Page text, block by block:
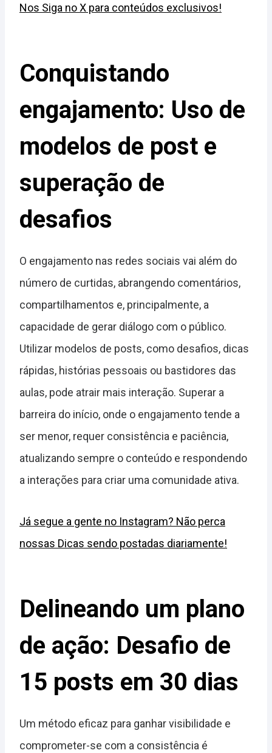
Nos Siga no X para conteúdos exclusivos!
Conquistando
engajamento: Uso de
modelos de post e
superação de
desafios
O engajamento nas redes sociais vai além do
número de curtidas, abrangendo comentários,
compartilhamentos e, principalmente, a
capacidade de gerar diálogo com o público.
Utilizar modelos de posts, como desafios, dicas
rápidas, histórias pessoais ou bastidores das
aulas, pode atrair mais interação. Superar a
barreira do início, onde o engajamento tende a
ser menor, requer consistência e paciência,
atualizando sempre o conteúdo e respondendo
a interações para criar uma comunidade ativa.
Já segue a gente no Instagram? Não perca
nossas Dicas sendo postadas diariamente!
Delineando um plano
de ação: Desafio de
15 posts em 30 dias
Um método eficaz para ganhar visibilidade e
comprometer-se com a consistência é